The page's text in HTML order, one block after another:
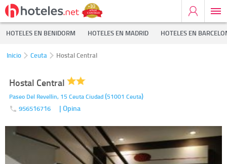
HOTELES EN BENIDORM HOTELES EN MADRID HOTELES EN
Inicio Ceuta Hostal Central
Hostal Central
Paseo Del Revellin, 15 Ceuta Ciudad(51001 Ceuta)
956516716 | Opina